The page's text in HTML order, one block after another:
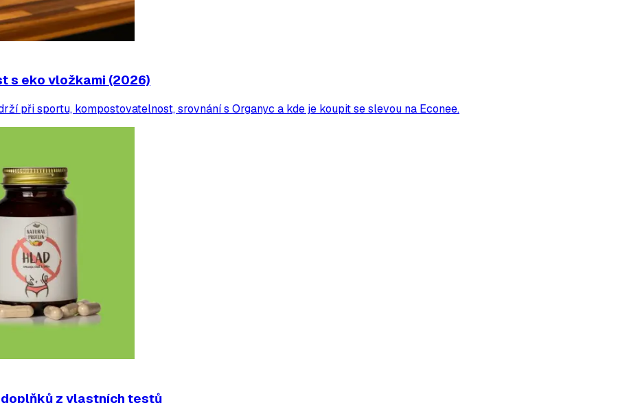
s eko vložkami (2026)
při sportu, kompostovatelnost, srovnání s Organyc a kde je koupit se slevou na Econee.
z vlastních testů